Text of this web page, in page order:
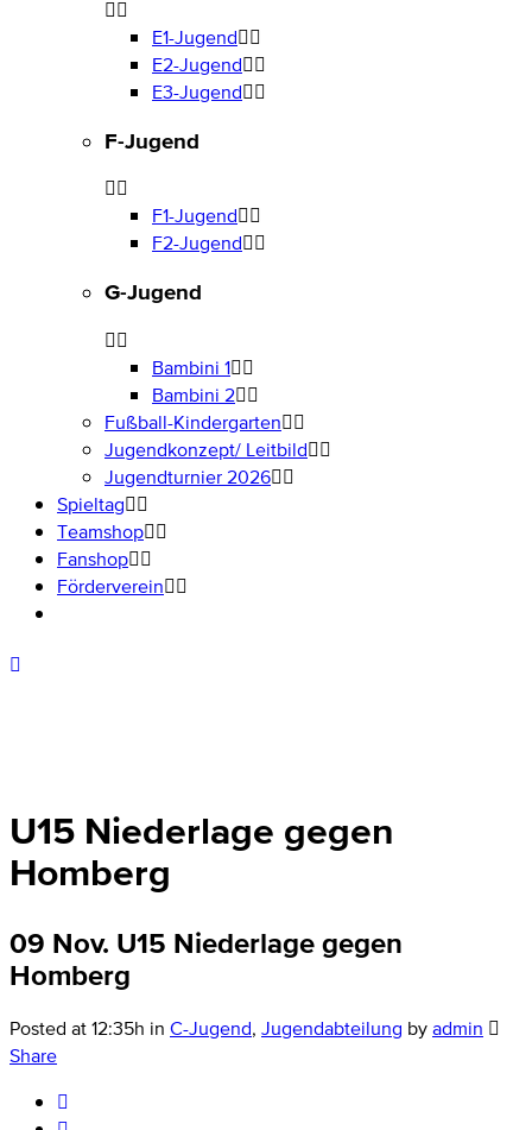
E1-Jugend
E2-Jugend
E3-Jugend
F-Jugend
F1-Jugend
F2-Jugend
G-Jugend
Bambini 1
Bambini 2
Fußball-Kindergarten
Jugendkonzept/ Leitbild
Jugendturnier 2026
Spieltag
Teamshop
Fanshop
Förderverein
U15 Niederlage gegen
Homberg
09 Nov. U15 Niederlage gegen
Homberg
Posted at 12:35h in C-Jugend, Jugendabteilung byadmin
Share